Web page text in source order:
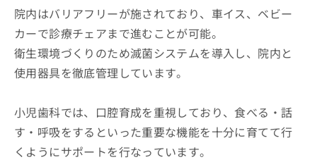
院内はバリアフリーが施されており、車イス、ベビー
カーで診療チェアまで進むことが可能。
衛生環境づくりのため滅菌システムを導入し、院内と
使用器具を徹底管理しています。
小児歯科では、口腔育成を重視しており、食べる・話
す・呼吸をするといった重要な機能を十分に育てて行
くようにサポートを行なっています。